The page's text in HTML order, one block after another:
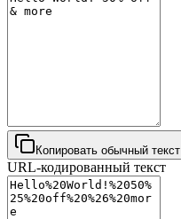
Копировать обычный текст
URL-кодированный текст